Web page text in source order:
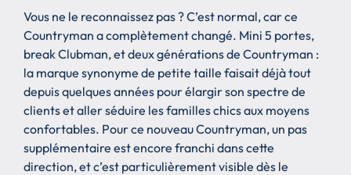
Vous ne le reconnaissez pas ? C’est normal, car ce
Countryman a complètement changé. Mini 5 portes,
break Clubman, et deux générations de Countryman :
la marque synonyme de petite taille faisait déjà tout
depuis quelques années pour élargir son spectre de
clients et aller séduire les familles chics aux moyens
confortables. Pour ce nouveau Countryman, un pas
supplémentaire est encore franchi dans cette
direction, et c’est particulièrement visible dès le